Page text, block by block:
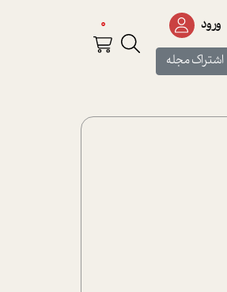
ورود
اشتراک مجله
0